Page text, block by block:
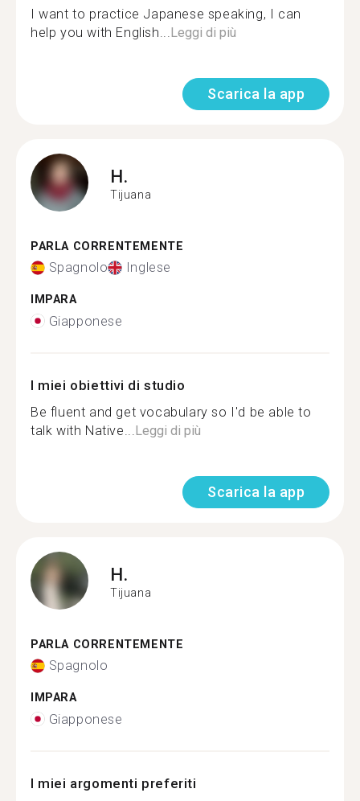
I want to practice Japanese speaking, I can
help you with English... Leggi di più
Scarica la app
H.
Tijuana
PARLA CORRENTEMENTE
Spagnolo Inglese
IMPARA
Giapponese
I miei obiettivi di studio
Be fluent and get vocabulary so I'd be able to
talk with Native... Leggi di più
Scarica la app
H.
Tijuana
PARLA CORRENTEMENTE
Spagnolo
IMPARA
Giapponese
I miei argomenti preferiti